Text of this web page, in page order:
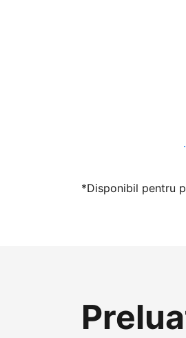
Găzduiți oaspeți
*Disponibil pentru